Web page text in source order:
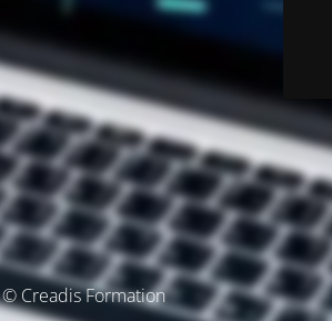
© Creadis Formation